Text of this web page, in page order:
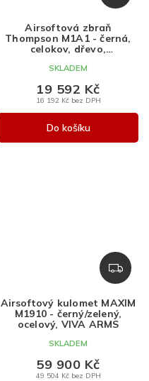
D
R
Airsoftová zbraň
Thompson M1A1 - černá,
celokov, dřevo,
SKLADEM
16 192 Kč bez DPH
19 592 Kč
Do košíku
Z
D
R
Airsoftový kulomet MAXIM
M1910 - černý/zelený,
ocelový, VIVA ARMS
SKLADEM
49 504 Kč bez DPH
59 900 Kč